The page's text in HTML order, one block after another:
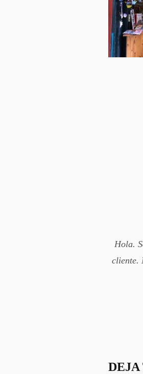
Hola.
cliente.
DEJA